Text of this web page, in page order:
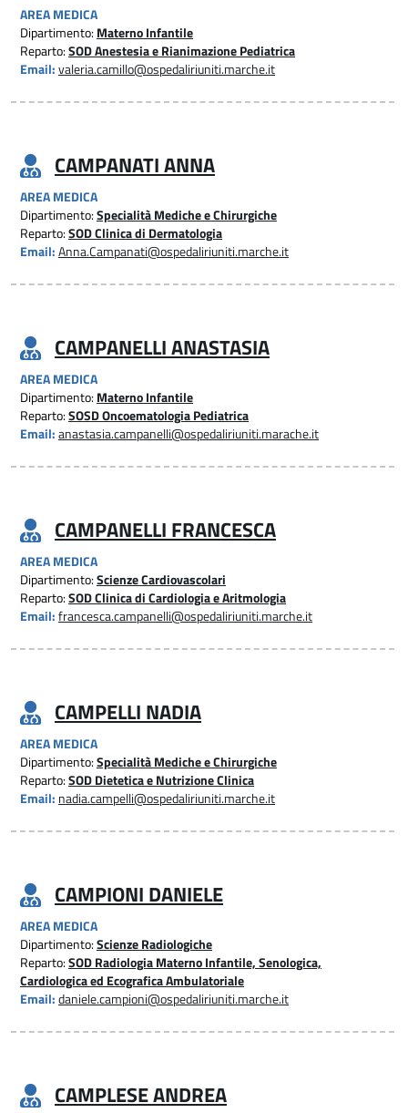
AREA MEDICA
Dipartimento: Materno Infantile
Reparto:SOD Anestesia e Rianimazione Pediatrica
Email: valeria.camillo@ospedaliriuniti.marche.it
CAMPANATI ANNA
AREA MEDICA
Dipartimento:Specialità Mediche e Chirurgiche
Reparto:SOD Clinica di Dermatologia
Email: Anna.Campanati@ospedaliriuniti.marche.it
CAMPANELLI ANASTASIA
AREA MEDICA
Dipartimento: Materno Infantile
Reparto:SOSD Oncoematologia Pediatrica
Email: anastasia.campanelli@ospedaliriuniti.marache.it
CAMPANELLI FRANCESCA
AREA MEDICA
Dipartimento:Scienze Cardiovascolari
Reparto:SOD Clinica di Cardiologia e Aritmologia
Email: francesca.campanelli@ospedaliriuniti.marche.it
CAMPELLI NADIA
AREA MEDICA
Dipartimento:Specialità Mediche e Chirurgiche
Reparto:SOD Dietetica e Nutrizione Clinica
Email: nadia.campelli@ospedaliriuniti.marche.it
CAMPIONI DANIELE
AREA MEDICA
Dipartimento:Scienze Radiologiche
Reparto:SOD Radiologia Materno Infantile, Senologica,
Cardiologica ed Ecografica Ambulatoriale
Email: daniele.campioni@ospedaliriuniti.marche.it
CAMPLESE ANDREA